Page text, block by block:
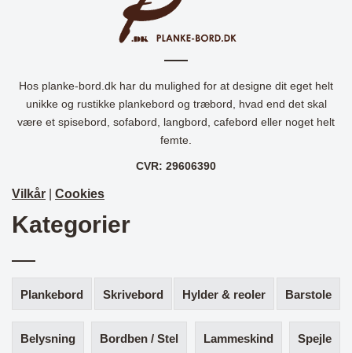
Hos planke-bord.dk har du mulighed for at designe dit eget helt
unikke og rustikke plankebord og træbord, hvad end det skal
være et spisebord, sofabord, langbord, cafebord eller noget helt
femte.
CVR: 29606390
Vilkår Cookies
Kategorier
Plankebord Skrivebord Hylder & reoler Barstole
Belysning Bordben / Stel Lammeskind Spejle